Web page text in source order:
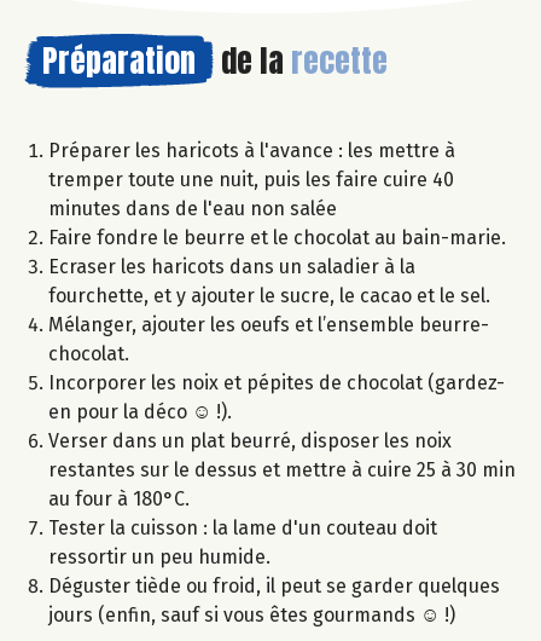
Préparation de la recette
Préparer les haricots à l'avance : les mettre à
tremper toute une nuit, puis les faire cuire 40
minutes dans de l'eau non salée
Faire fondre le beurre et le chocolat au bain-marie.
Ecraser les haricots dans un saladier à la
fourchette, et y ajouter le sucre, le cacao et le sel.
Mélanger, ajouter les oeufs et l’ensemble beurre-
chocolat.
Incorporer les noix et pépites de chocolat (gardez-
en pour la déco ☺ !).
Verser dans un plat beurré, disposer les noix
restantes sur le dessus et mettre à cuire 25 à 30 min
au four à 180°C.
Tester la cuisson : la lame d'un couteau doit
ressortir un peu humide.
Déguster tiède ou froid, il peut se garder quelques
jours (enfin, sauf si vous êtes gourmands ☺ !)